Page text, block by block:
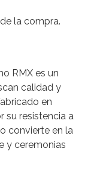
la compra.
RMX es un
calidad y
en
su resistencia a
convierte en la
y ceremonias